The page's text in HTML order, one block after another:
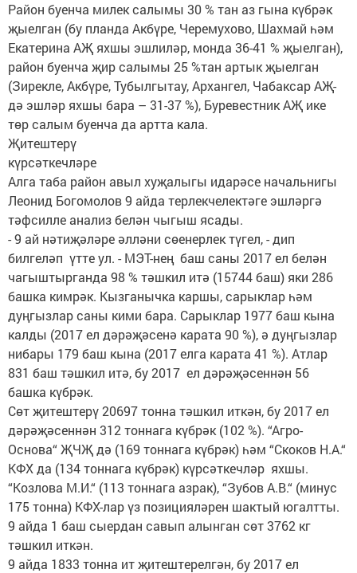
Район буенча милек салымы 30 % тан аз гына күбрәк
җыелган (бу планда Акбүре, Черемухово, Шахмай һәм
Екатерина АҖ яхшы эшлиләр, монда 36-41 % җыелган),
район буенча җир салымы 25 %тан артык җыелган
(Зирекле, Акбүре, Тубылгытау, Архангел, Чабаксар АҖ-
дә эшләр яхшы бара – 31-37 %), Буревестник АҖ ике
төр салым буенча да артта кала.
Җитештерү
күрсәткечләре
Алга таба район авыл хуҗалыгы идарәсе начальнигы
Леонид Богомолов 9 айда терлекчелектәге эшләргә
тәфсилле анализ белән чыгыш ясады.
- 9 ай нәтиҗәләре әлләни сөенерлек түгел, - дип
билгеләп үтте ул. - МЭТ-нең баш саны 2017 ел белән
чагыштырганда 98 % тәшкил итә (15744 баш) яки 286
башка кимрәк. Кызганычка каршы, сарыклар һәм
дуңгызлар саны кими бара. Сарыклар 1977 баш кына
калды (2017 ел дәрәҗәсенә карата 90 %), ә дуңгызлар
нибары 179 баш кына (2017 елга карата 41 %). Атлар
831 баш тәшкил итә, бу 2017 ел дәрәҗәсеннән 56
башка күбрәк.
Сөт җитештерү 20697 тонна тәшкил иткән, бу 2017 ел
дәрәҗәсеннән 312 тоннага күбрәк (102 %). “Агро-
Основа“ ҖЧҖ дә (169 тоннага күбрәк) һәм “Скоков Н.А.“
КФХ да (134 тоннага күбрәк) күрсәткечләр яхшы.
“Козлова М.И.“ (113 тоннага азрак), “Зубов А.В.“ (минус
175 тонна) КФХ-лар үз позицияләрен шактый югалтты.
9 айда 1 баш сыердан савып алынган сөт 3762 кг
тәшкил иткән.
9 айда 1833 тонна ит җитештерелгән, бу 2017 ел